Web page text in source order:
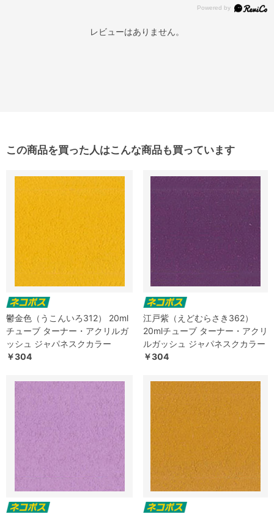
レビューはありません。
この商品を買った人はこんな商品も買っています
鬱金色（うこんいろ312） 20ml
チューブ ターナー・アクリルガ
ッシュ ジャパネスクカラー
￥304
江戸紫（えどむらさき362）
20mlチューブ ターナー・アクリ
ルガッシュ ジャパネスクカラー
￥304